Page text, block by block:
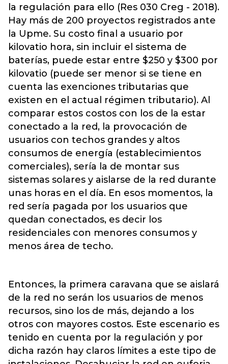
la regulación para ello (Res 030 Creg - 2018).
Hay más de 200 proyectos registrados ante
la Upme. Su costo final a usuario por
kilovatio hora, sin incluir el sistema de
baterías, puede estar entre $250 y $300 por
kilovatio (puede ser menor si se tiene en
cuenta las exenciones tributarias que
existen en el actual régimen tributario). Al
comparar estos costos con los de la estar
conectado a la red, la provocación de
usuarios con techos grandes y altos
consumos de energía (establecimientos
comerciales), sería la de montar sus
sistemas solares y aislarse de la red durante
unas horas en el día. En esos momentos, la
red sería pagada por los usuarios que
quedan conectados, es decir los
residenciales con menores consumos y
menos área de techo.
Entonces, la primera caravana que se aislará
de la red no serán los usuarios de menos
recursos, sino los de más, dejando a los
otros con mayores costos. Este escenario es
tenido en cuenta por la regulación y por
dicha razón hay claros límites a este tipo de